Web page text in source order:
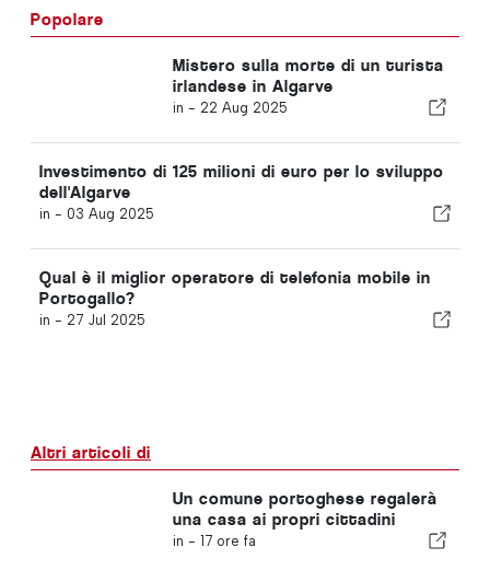
Popolare
Mistero sulla morte di un turista
irlandese in Algarve
in - 22 Aug 2025
Investimento di 125 milioni di euro per lo sviluppo
dell'Algarve
in - 03 Aug 2025
Qual è il miglior operatore di telefonia mobile in
Portogallo?
in - 27 Jul 2025
Altri articoli di
Un comune portoghese regalerà
una casa ai propri cittadini
in - 17 ore fa